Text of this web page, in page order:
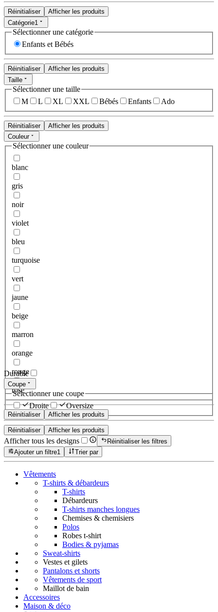
Réinitialiser
Afficher les produits
Catégorie1
Sélectionner une catégorie
Enfants et Bébés
Réinitialiser
Afficher les produits
Taille
Sélectionner une taille
M
L XL XXL Bébés Enfants Ado
Réinitialiser
Afficher les produits
Couleur
Sélectionner une couleur
blanc
gris
noir
violet
bleu
turquoise
vert
jaune
beige
marron
orange
rouge
rose
Réinitialiser Afficher les produits
Durable
Coupe
Sélectionner une coupe
Droite
Oversize
Réinitialiser Afficher les produits
Afficher tous les designs
Réinitialiser les filtres
Ajouter un filtre1 Trier par
Vêtements
T-shirts & débardeurs
T-shirts
Débardeurs
T-shirts manches longues
Chemises & chemisiers
Polos
Robes t-shirt
Bodies & pyjamas
Sweat-shirts
Vestes et gilets
Pantalons et shorts
Vêtements de sport
Maillot de bain
Accessoires
Maison & déco